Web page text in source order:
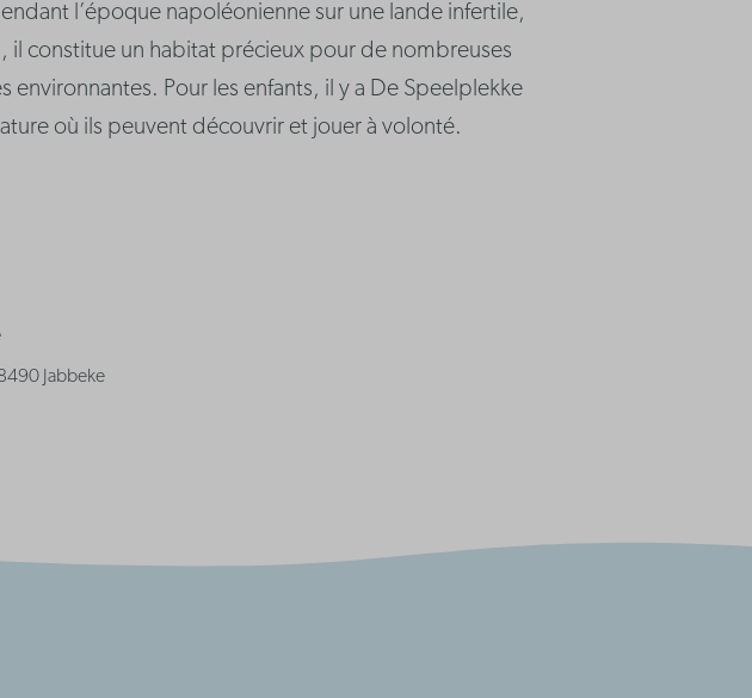
l’époque napoléonienne sur une lande infertile,
il constitue un habitat précieux pour de nombreuses
environnantes. Pour les enfants, il y a De Speelplekke
où ils peuvent découvrir et jouer à volonté.
Jabbeke